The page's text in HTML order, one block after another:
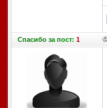
Спасибоза пост: 1